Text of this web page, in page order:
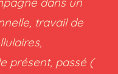
travail de
présent, passé (